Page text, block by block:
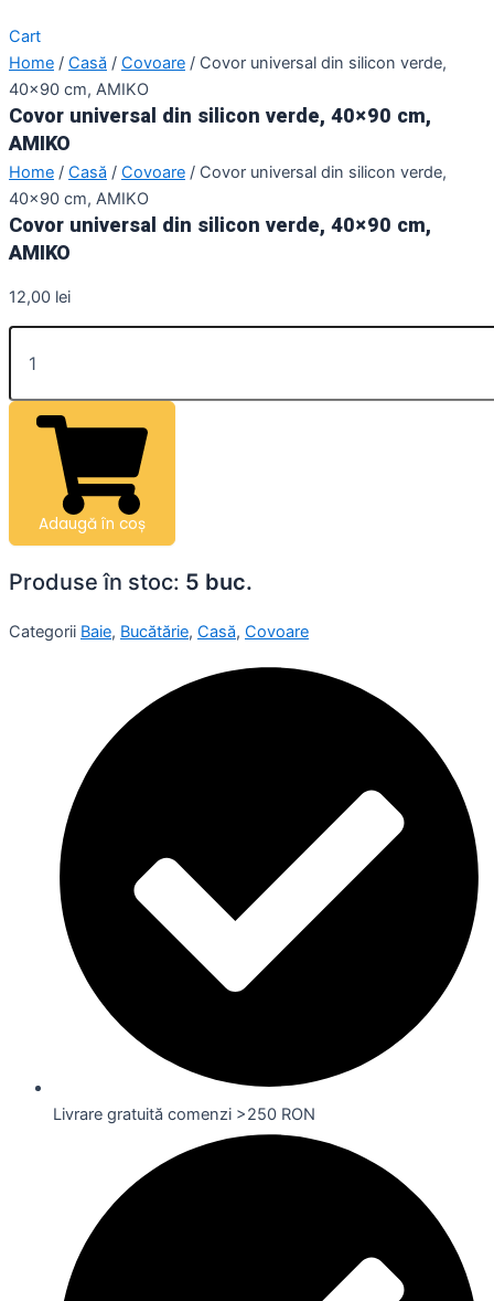
Cart
Home / Casă / Covoare / Covor universal din silicon verde,
40×90 cm, AMIKO
Covor universal din silicon verde, 40×90 cm,
AMIKO
Home / Casă / Covoare / Covor universal din silicon verde,
40×90 cm, AMIKO
Covor universal din silicon verde, 40×90 cm,
AMIKO
12,00 lei
Adaugă în coș
Produse în stoc: 5 buc.
Categorii Baie, Bucătărie, Casă, Covoare
Livrare gratuită comenzi >250 RON